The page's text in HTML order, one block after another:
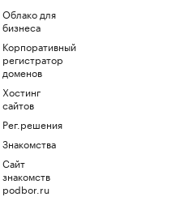
Облако для
бизнеса
Корпоративный
регистратор
доменов
Хостинг
сайтов
Рег.решения
Знакомства
Сайт
знакомств
podbor.ru